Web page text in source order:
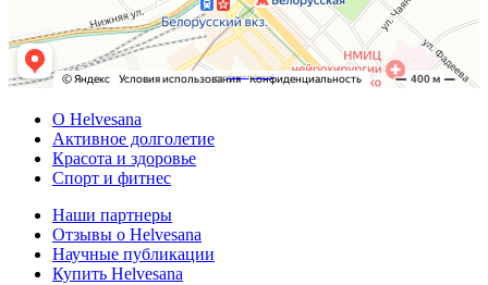
Powered by Embedgooglemaps DE& Web traffic Geeks
О Helvesana
Активное долголетие
Красота и здоровье
Спорт и фитнес
Наши партнеры
Отзывы о Helvesana
Научные публикации
Купить Helvesana